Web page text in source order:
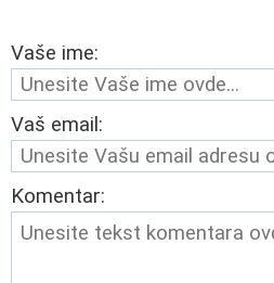
Vaše ime:
Vaš email:
Komentar: